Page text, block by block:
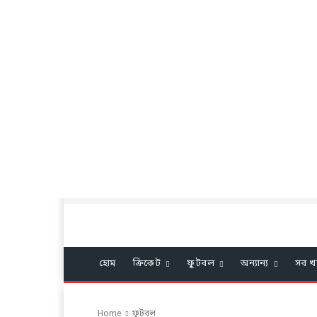
হোম ক্রিকেট ফুটবল অন্যান্য সব
Home ফুটবল